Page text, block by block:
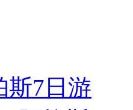
斯7日游